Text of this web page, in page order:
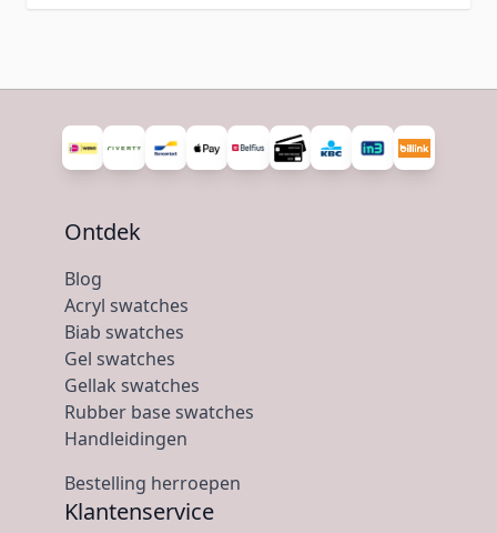
Ontdek
Blog
Acryl swatches
Biab swatches
Gel swatches
Gellak swatches
Rubber base swatches
Handleidingen
Bestelling herroepen
Klantenservice